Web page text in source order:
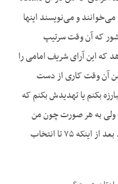
و می‌نویسند اینها
که آن وقت سرتیپ
که این آرای شریف امامی را
من آن وقت کاری از دست
بکنم یا تهدیدش بکنم که
ولی به هر صورت چون من
رأی زیاد داشتم من در ۷۵ تا انتخاب شدم. بعد از اینکه ۷۵ تا انتخاب